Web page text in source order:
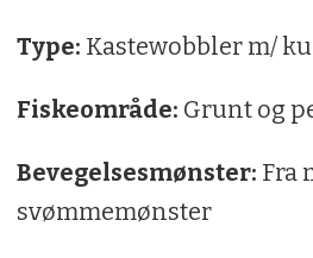
Type: Kastewobbler m/
Fiskeområde: Grunt og
Bevegelsesmønster: Fra
svømmemønster